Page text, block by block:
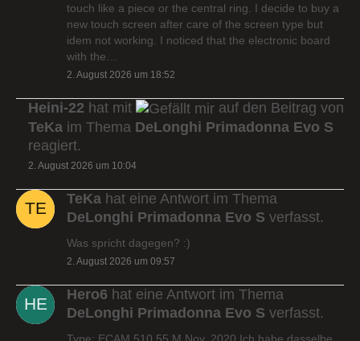
touch like a piece or the central ring. I decide to buy a
new touch screen after care of the screen type but
idem not working. I noticed that the electronic board
with the…
2. August 2026 um 18:52
Heini-22 hat mit
auf den Beitrag von
TeKa im Thema DeLonghi Primadonna Evo S
reagiert.
2. August 2026 um 10:04
TeKa hat eine Antwort im Thema
DeLonghi Primadonna Evo S verfasst.
Was spricht dagegen? :)
2. August 2026 um 09:57
Hero6 hat eine Antwort im Thema
DeLonghi Primadonna Evo S verfasst.
Type: ECAM 510.55.M Nov. 2020 Ich habe dasselbe